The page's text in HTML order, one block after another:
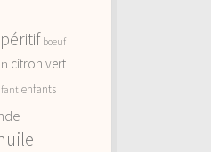
boeuf
citron vert
enfants